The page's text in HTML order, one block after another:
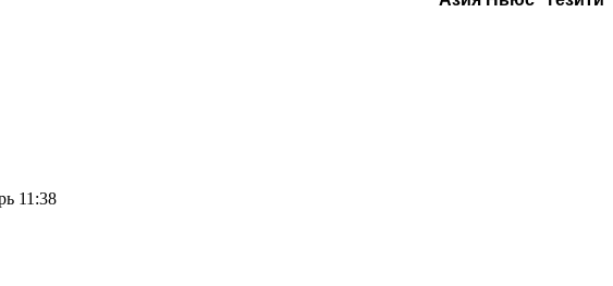
11:38